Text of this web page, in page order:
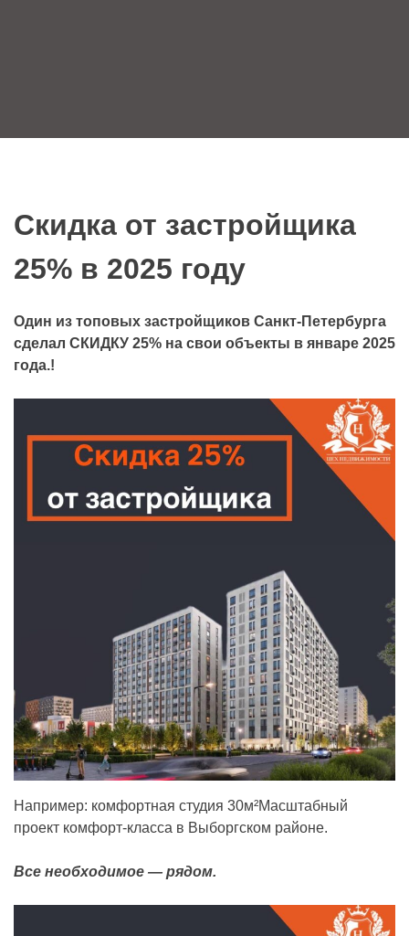
Скидка от застройщика
25% в 2025 году
Один из топовых застройщиков Санкт-Петербурга
сделал СКИДКУ 25% на свои объекты в январе 2025
года.!
Например: комфортная студия 30м²Масштабный
проект комфорт-класса в Выборгском районе.
Все необходимое — рядом.